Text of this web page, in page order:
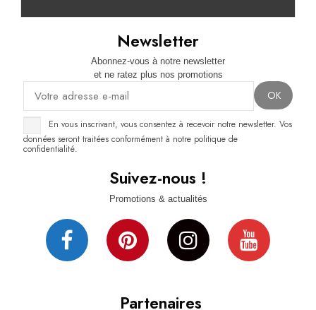
Partenaires
Suivez-nous !
Promotions & actualités
Newsletter
Abonnez-vous à notre newsletter
et ne ratez plus nos promotions
En vous inscrivant, vous consentez à recevoir notre newsletter. Vos
données seront traitées conformément à notre politique de
confidentialité.